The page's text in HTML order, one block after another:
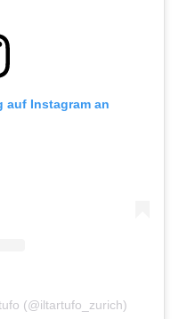
auf Instagram an
(@iltartufo_zurich)